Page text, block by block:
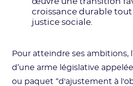
croissance durable
justice sociale.
Pour atteindre ses ambitions,
d’une arme législative
ou paquet “d'ajustement à